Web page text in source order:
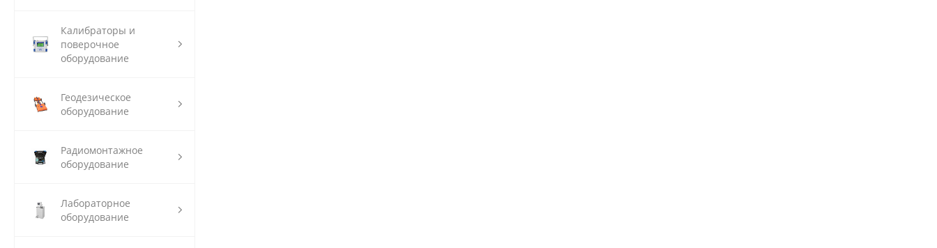
Калибраторы и
поверочное
оборудование
Геодезическое
оборудование
Радиомонтажное
оборудование
Лабораторное
оборудование